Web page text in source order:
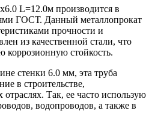
L=12.0м производится в
ГОСТ. Данный металлопрокат
прочности и
из качественной стали, что
коррозионную стойкость.
стенки 6.0 мм, эта труба
в строительстве,
Так, ее часто
водопроводов, а также в